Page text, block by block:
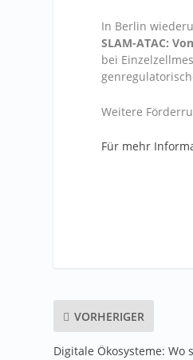
In Berlin
SLAM-ATAC:
bei
Weitere
Für mehr
VORHERIGER
Digitale Ökosysteme: